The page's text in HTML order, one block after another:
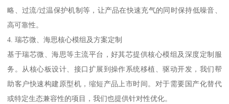
略、过流/过温保护机制等，让产品在快速充气的同时保持低噪音、
高可靠性。
4. 瑞芯微、海思核心模组及方案定制
基于瑞芯微、海思等主流平台，好其芯提供核心模组及深度定制服
务。从核心板设计、接口扩展到操作系统移植、驱动开发，我们帮
助客户快速构建原型机，缩短产品上市时间。对于需要国产化替代
或特定生态兼容性的项目，我们也提供针对性优化。